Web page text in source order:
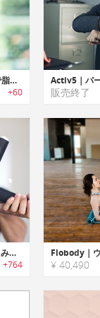
Silk’n Lipo｜身につけるだけで脂肪を落とすEMSデバイス「シルクリポ」
+60 販売終了
FLEXR｜コンパクトに折りたたみ可能な懸垂エクササイズバー「フレクサー」
+764 ¥ 40,490